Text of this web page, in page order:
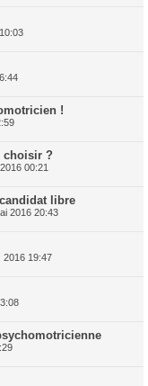
!
choisir ?
00:21
libre
2016 20:43
2016 19:47